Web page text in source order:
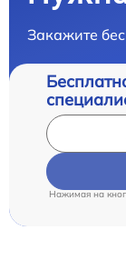
Закажите
Нажимая на